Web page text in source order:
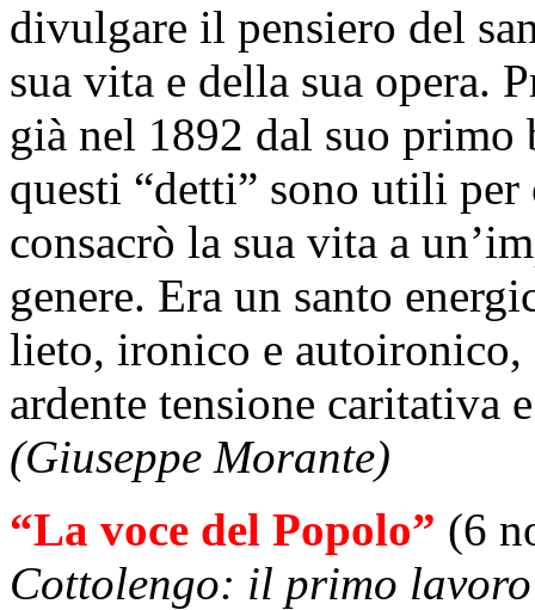
divulgare il pensiero del
sua vita e della sua opera.
già nel 1892 dal suo
questi “detti” sono utili
consacrò la sua vita a
genere. Era un santo
lieto, ironico e
ardente tensione caritativa
(Giuseppe Morante)
“La voce del Popolo” (6
Cottolengo: il primo